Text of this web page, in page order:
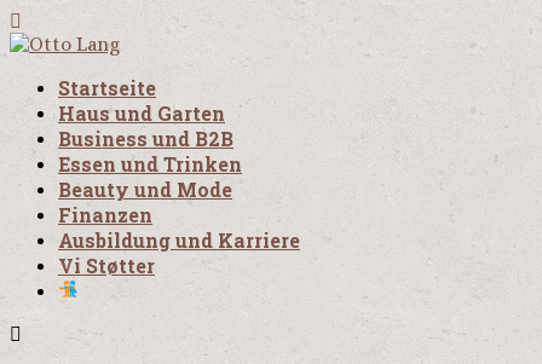
Startseite
Haus und Garten
Business und B2B
Essen und Trinken
Beauty und Mode
Finanzen
Ausbildung und Karriere
Vi Støtter